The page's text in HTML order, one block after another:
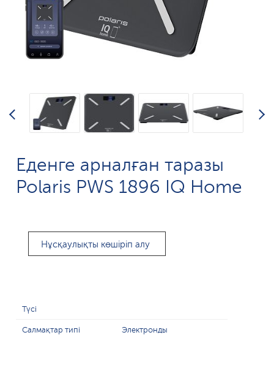
Еденге арналған таразы
Polaris PWS 1896 IQ Home
Нұсқаулықты көшіріп алу
Түсі
Салмақтар типі Электронды